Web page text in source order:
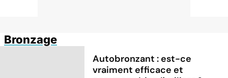
Bronzage
Autobronzant : est-ce
vraiment efficace et